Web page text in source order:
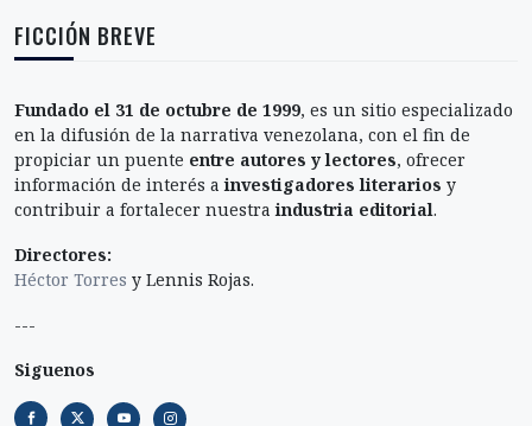
FICCIÓN BREVE
Fundado el 31 de octubre de 1999, es un sitio especializado
en la difusión de la narrativa venezolana, con el fin de
propiciar un puente entre autores y lectores, ofrecer
información de interés ainvestigadores literarios y
contribuir a fortalecer nuestraindustria editorial.
Directores:
Héctor Torres y Lennis Rojas.
---
Siguenos